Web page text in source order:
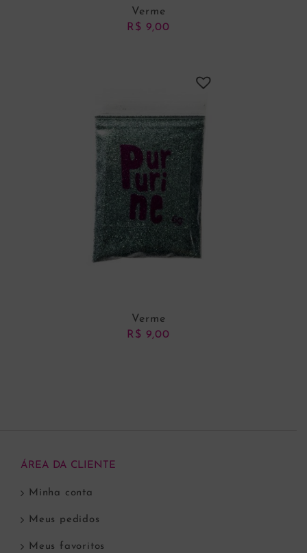
Verme
R$ 9,00
Verme
R$ 9,00
ÁREA DA CLIENTE
Minha conta
Meus pedidos
Meus favoritos